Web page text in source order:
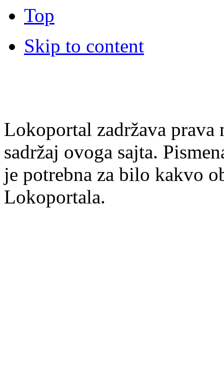
Top
Skip to content
Lokoportal zadržava
sadržaj ovoga sajta.
je potrebna za bilo kakvo
Lokoportala.